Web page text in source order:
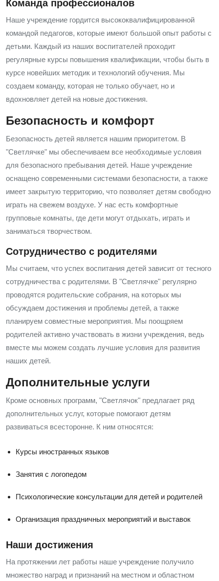
Команда профессионалов
Наше учреждение гордится высококвалифицированной
командой педагогов, которые имеют большой опыт работы с
детьми. Каждый из наших воспитателей проходит
регулярные курсы повышения квалификации, чтобы быть в
курсе новейших методик и технологий обучения. Мы
создаем команду, которая не только обучает, но и
вдохновляет детей на новые достижения.
Безопасность и комфорт
Безопасность детей является нашим приоритетом. В
"Светлячке" мы обеспечиваем все необходимые условия
для безопасного пребывания детей. Наше учреждение
оснащено современными системами безопасности, а также
имеет закрытую территорию, что позволяет детям свободно
играть на свежем воздухе. У нас есть комфортные
групповые комнаты, где дети могут отдыхать, играть и
заниматься творчеством.
Сотрудничество с родителями
Мы считаем, что успех воспитания детей зависит от тесного
сотрудничества с родителями. В "Светлячке" регулярно
проводятся родительские собрания, на которых мы
обсуждаем достижения и проблемы детей, а также
планируем совместные мероприятия. Мы поощряем
родителей активно участвовать в жизни учреждения, ведь
вместе мы можем создать лучшие условия для развития
наших детей.
Дополнительные услуги
Кроме основных программ, "Светлячок" предлагает ряд
дополнительных услуг, которые помогают детям
развиваться всесторонне. К ним относятся:
Курсы иностранных языков
Занятия с логопедом
Психологические консультации для детей и родителей
Организация праздничных мероприятий и выставок
Наши достижения
На протяжении лет работы наше учреждение получило
множество наград и признаний на местном и областном